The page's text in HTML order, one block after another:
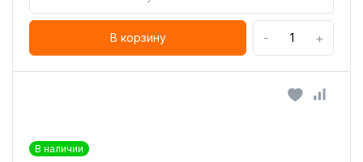
В корзину - +
В наличии